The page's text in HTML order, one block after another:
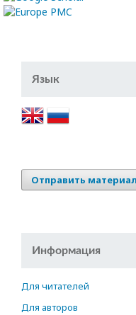
Язык
Отправить материал
Информация
Для читателей
Для авторов